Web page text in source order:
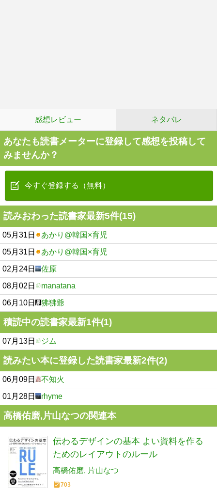
感想レビュー ネタバレ
あなたも読書メーターに登録して感想を投稿して
みませんか？
今すぐ登録する（無料）
読みおわった読書家最新5件(15)
05月31日 あかり@韓国×育児
05月31日 あかり@韓国×育児
02月24日 佐原
08月02日 manatana
06月10日 狒狒爺
積読中の読書家最新1件(1)
07月13日 ジム
読みたい本に登録した読書家最新2件(2)
06月09日 不知火
01月28日 rhyme
高橋佑磨,片山なつの関連本
伝わるデザインの基本 よい資料を作る
ためのレイアウトのルール
高橋佑磨 片山なつ
703